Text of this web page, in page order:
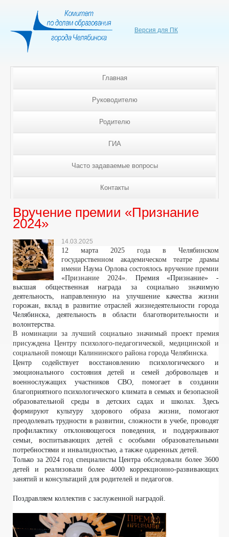
Версия для ПК
Главная
Руководителю
Родителю
ГИА
Часто задаваемые вопросы
Контакты
Вручение премии «Признание
2024»
14.03.2025
12 марта 2025 года в Челябинском
государственном академическом театре драмы
имени Наума Орлова состоялось вручение премии
«Признание 2024». Премия «Признание» -
высшая общественная награда за социально значимую
деятельность, направленную на улучшение качества жизни
горожан, вклад в развитие отраслей жизнедеятельности города
Челябинска, деятельность в области благотворительности и
волонтерства.
В номинации за лучший социально значимый проект премия
присуждена Центру психолого-педагогической, медицинской и
социальной помощи Калининского района города Челябинска.
Центр содействует восстановлению психологического и
эмоционального состояния детей и семей добровольцев и
военнослужащих участников СВО, помогает в создании
благоприятного психологического климата в семьях и безопасной
образовательной среды в детских садах и школах. Здесь
формируют культуру здорового образа жизни, помогают
преодолевать трудности в развитии, сложности в учебе, проводят
профилактику отклоняющегося поведения, и поддерживают
семьи, воспитывающих детей с особыми образовательными
потребностями и инвалидностью, а также одаренных детей.
Только за 2024 год специалисты Центра обследовали более 3600
детей и реализовали более 4000 коррекционно-развивающих
занятий и консультаций для родителей и педагогов.
Поздравляем коллектив с заслуженной наградой.